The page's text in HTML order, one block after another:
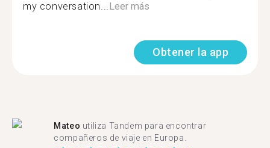
my conversation...Leer más
Obtener la app
Mateo utiliza Tandem para encontrar
compañeros de viaje en Europa.